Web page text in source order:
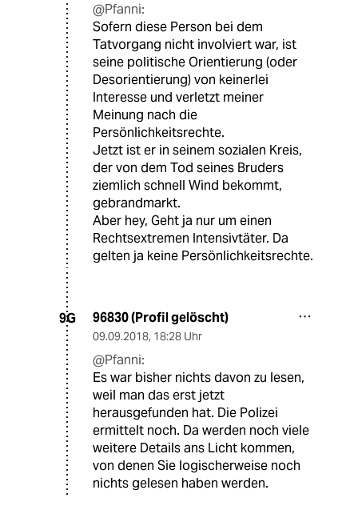
@Pfanni:
Sofern diese Person bei dem
Tatvorgang nicht involviert war, ist
seine politische Orientierung (oder
Desorientierung) von keinerlei
Interesse und verletzt meiner
Meinung nach die
Persönlichkeitsrechte.
Jetzt ist er in seinem sozialen Kreis,
der von dem Tod seines Bruders
ziemlich schnell Wind bekommt,
gebrandmarkt.
Aber hey, Geht ja nur um einen
Rechtsextremen Intensivtäter. Da
gelten ja keine Persönlichkeitsrechte.
9G 96830 (Profil gelöscht)
09.09.2018, 18:28 Uhr
@Pfanni:
Es war bisher nichts davon zu lesen,
weil man das erst jetzt
herausgefunden hat. Die Polizei
ermittelt noch. Da werden noch viele
weitere Details ans Licht kommen,
von denen Sie logischerweise noch
nichts gelesen haben werden.